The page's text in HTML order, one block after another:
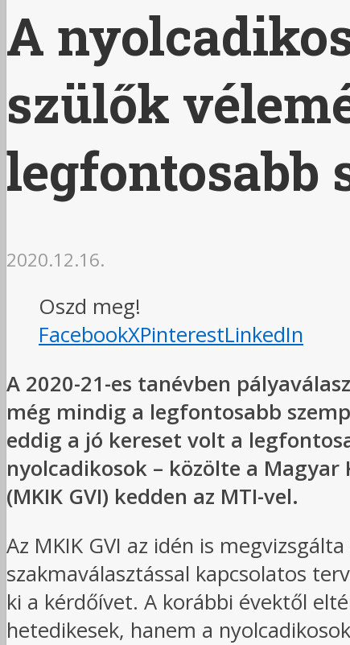
A
szülők
legfontosabb
2020.12.16.
Oszd meg!
FacebookXPinterestLinkedIn
A 2020-21-es tanévben
még mindig a legfontosabb
eddig a jó kereset volt a
nyolcadikosok – közölte a
(MKIK GVI) kedden az MTI-vel.
Az MKIK GVI az idén is
szakmaválasztással kapcsolatos
ki a kérdőívet. A korábbi évektől
hetedikesek, hanem a